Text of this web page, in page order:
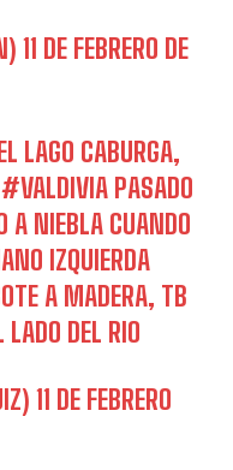
11 DE FEBRERO DE
LAGO CABURGA,
#VALDIVIA PASADO
A NIEBLA CUANDO
IZQUIERDA
A MADERA, TB
DEL RIO
11 DE FEBRERO